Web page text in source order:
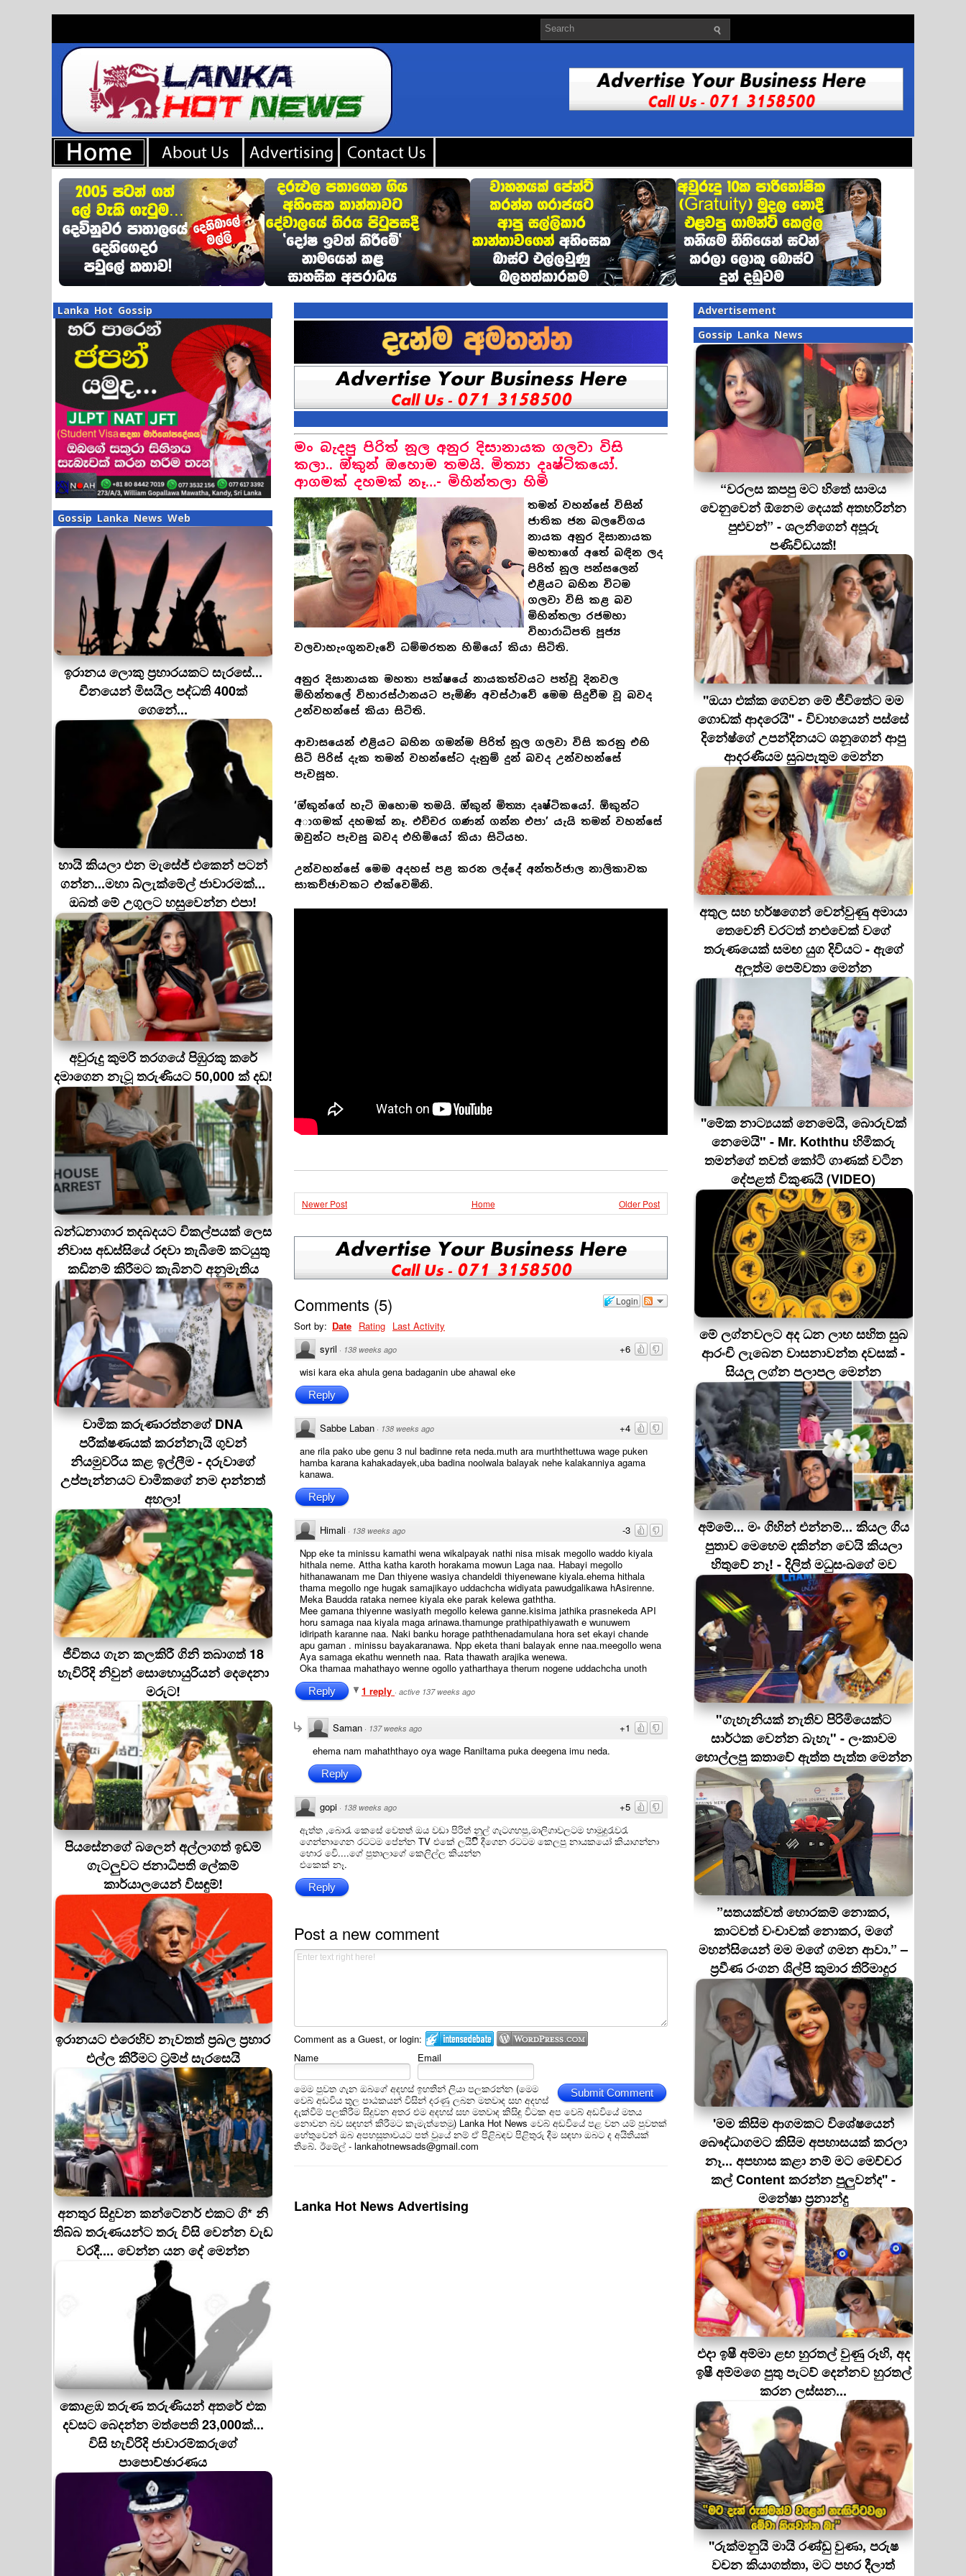
Lanka Hot Gossip
Gossip Lanka News Web
ඉරානය ලොකු ප‍්‍රහාරයකට සැරසේ...
චීනයෙන් මිසයිල පද්ධති 400ක්
ගෙනේ...
හායි කියලා එන මැසේජ් එකෙන් පටන්
ගන්න...මහා බ්ලැක්මේල් ජාවාරමක්...
ඔබත් මේ උගුලට හසුවෙන්න එපා!
අවුරුදු කුමරි තරගයේ පිඹුරකු කරේ
දමාගෙන නැටූ තරුණියට 50,000 ක් දඩ!
බන්ධනාගාර තදබදයට විකල්පයක් ලෙස
නිවාස අඩස්සියේ රඳවා තැබීමේ කටයුතු
කඩිනම් කිරීමට කැබිනට් අනුමැතිය
චාමික කරුණාරත්නගේ DNA
පරීක්ෂණයක් කරන්නැයි ගුවන්
නියමුවරිය කළ ඉල්ලීම - දරුවාගේ
උප්පැන්නයට චාමිකගේ නම දාන්නත්
අහලා!
ජීවිතය ගැන කලකිරී ගිනි තබාගත් 18
හැවිරිදි නිවුන් සොහොයුරියන් දෙදෙනා
මරුට!
පියසේනගේ බලෙන් අල්ලාගත් ඉඩම්
ගැටලුවට ජනාධිපති ලේකම්
කාර්යාලයෙන් විසඳුම්!
ඉරානයට එරෙහිව නැවතත් ප්‍රබල ප්‍රහාර
එල්ල කිරීමට ට්‍රම්ප් සැරසෙයි
අනතුර සිදුවන කන්ටේනර් එකට ගි* නි
තිබ්බ තරුණයන්ට තරු විසි වෙන්න වැඩ
වරදී.... වෙන්න යන දේ මෙන්න
කොළඹ තරුණ තරුණියන් අතරේ එක
දවසට බෙදන්න මත්පෙති 23,000ක්...
විසි හැවිරිදි ජාවාරම්කරුගේ
පාපොච්ඡාරණය
මං බැදපු පිරිත් නූල අනුර දිසානායක ගලවා විසි
කලා.. ඔ්කුන් ඔහොම තමයි. මිත්‍යා දෘෂ්ටිකයෝ.
ආගමක් දහමක් නෑ…- මිහින්තලා හිමි
තමන් වහන්සේ විසින්
ජාතික ජන බලවේගය
නායක අනුර දිසානායක
මහතාගේ අතේ බඳින ලද
පිරිත් නූල පන්සලෙන්
එළියට බහින විටම
ගලවා විසි කළ බව
මිහින්තලා රජමහා
විහාරාධිපති පූජ්‍ය
වලවාහැංගුනවැවේ ධම්මරතන හිමියෝ කියා සිටිති.
අනුර දිසානායක මහතා පක්ෂයේ නායකත්වයට පත්වූ දිනවල
මිහින්තලේ විහාරස්ථානයට පැමිණි අවස්ථාවේ මෙම සිදුවීම වූ බවද
උන්වහන්සේ කියා සිටිති.
ආවාසයෙන් එළියට බහින ගමන්ම පිරිත් නූල ගලවා විසි කරනු එහි
සිටි පිරිස් දැක තමන් වහන්සේට දැනුම් දුන් බවද උන්වහන්සේ
පැවසූහ.
‘ඔ්කුන්ගේ හැටි ඔහොම තමයි. ඔ්කුන් මිත්‍යා දෘෂ්ටිකයෝ. ඕකුන්ට
අාගමක් දහමක් නෑ. එච්චර ගණන් ගන්න එපා’ යැයි තමන් වහන්සේ
ඔවුන්ට පැවසු බවද එහිමියෝ කියා සිටියහ.
උන්වහන්සේ මෙම අදහස් පළ කරන ලද්දේ අන්තර්ජාල නාලිකාවක
සාකච්ඡාවකට එක්වෙමිනි.
Newer Post Older Post
Home
Login
Comments (5)
Sort by: Date Rating Last Activity
+6
syril · 138 weeks ago
wisi kara eka ahula gena badaganin ube ahawal eke
Reply
+4
Sabbe Laban · 138 weeks ago
ane rila pako ube genu 3 nul badinne reta neda.muth ara murththettuwa wage puken
hamba karana kahakadayek,uba badina noolwala balayak nehe kalakanniya agama
kanawa.
Reply
-3
Himali · 138 weeks ago
Npp eke ta minissu kamathi wena wikalpayak nathi nisa misak megollo waddo kiyala
hithala neme. Attha katha karoth horakama mowun Laga naa. Habayi megollo
hithanawanam me Dan thiyene wasiya chandeldi thiyenewane kiyala.ehema hithala
thama megollo nge hugak samajikayo uddachcha widiyata pawudgalikawa hAsirenne.
Meka Baudda rataka nemee kiyala eke parak kelewa gaththa.
Mee gamana thiyenne wasiyath megollo kelewa ganne.kisima jathika prasnekeda API
horu samaga naa kiyala maga arinawa.thamunge prathipathiyawath e wunuwem
idiripath karanne naa. Naki banku horage paththenadamulana hora set ekayi chande
apu gaman . minissu bayakaranawa. Npp eketa thani balayak enne naa.meegollo wena
Aya samaga ekathu wenneth naa. Rata thawath arajika wenewa.
Oka thamaa mahathayo wenne ogollo yatharthaya therum nogene uddachcha unoth
Reply 1 reply · active 137 weeks ago
+1
Saman · 137 weeks ago
ehema nam mahaththayo oya wage Raniltama puka deegena imu neda.
Reply
+5
gopi · 138 weeks ago
ඇත්ත ,බොරැ කෙසේ වෙතත් ඔය වඩා පිරිත් නූල් ගැටගහපු,මාලිගාවලටම හාමුදුරැවරැ
ගෙන්නාගෙන රටටම පේන්න TV එකේ ලයිවිිිි දීගෙන රටටම කෙලපු නායකයෝ කියාගන්නා
හොර වෙි....ගේ පුතාලාගේ කෙලිල්ල කියන්න
එකෙක් නෑ.
Reply
Post a new comment
Comment as a Guest, or login:
Name
Email
Submit Comment
මෙම පුවත ගැන ඔබගේ අදහස් ඉහතින් ලියා පලකරන්න (මෙම
වෙබ් අඩවිය තුල පාඨකයන් විසින් දරණු ලබන මතවාද සහ අදහස්
දැක්වීම් පලකිරීම සිදුවන අතර එම අදහස් සහ මතවාද කිසිඳු විටක අප වෙබ් අඩවියේ මතය
නොවන බව සඳහන් කිරීමට කැමැත්තෙමු) Lanka Hot News වෙබ් අඩවියේ පළ වන යම් පුවතක්
හේතුවෙන් ඔබ අපහසුතාවයට පත් වුයේ නම් ඒ පිළිබඳව පිළිතුරු දීම සඳහා ඔබට ද අයිතියක්
තිබේ. ඊමේල් - lankahotnewsads@gmail.com
Lanka Hot News Advertising
Advertisement
Gossip Lanka News
“වරලස කපපු මට හිතේ සාමය
වෙනුවෙන් ඕනෙම දෙයක් අතහරින්න
පුළුවන්” - ශලනිගෙන් අපූරු
පණිවිඩයක්!
''ඔයා එක්ක ගෙවන මේ ජීවිතේට මම
ගොඩක් ආදරෙයි'' - විවාහයෙන් පස්සේ
දිනේෂ්ගේ උපන්දිනයට ශනූගෙන් ආපු
ආදරණීයම සුබපැතුම මෙන්න
අතුල සහ හර්ෂගෙන් වෙන්වුණු අමායා
තෙවෙනි වරටත් නළුවෙක් වගේ
තරුණයෙක් සමඟ යුග දිවියට - ඇගේ
අලුත්ම පෙම්වතා මෙන්න
''මේක නාට්‍යයක් නෙමෙයි, බොරුවක්
නෙමෙයි" - Mr. Koththu හිමිකරු
තමන්ගේ තවත් කෝටි ගාණක් වටින
දේපළත් විකුණයි (VIDEO)
මේ ලග්නවලට අද ධන ලාභ සහිත සුබ
ආරංචි ලැබෙන වාසනාවන්ත දවසක් -
සියලු ලග්න පලාපල මෙන්න
අම්මේ... මං ගිහින් එන්නම්... කියල ගිය
පුතාව මෙහෙම දකින්න වෙයි කියලා
හිතුවේ නෑ! - දිලිත් මධුසංඛගේ මව
"ගැහැනියක් නැතිව පිරිමියෙක්ට
සාර්ථක වෙන්න බැහැ" - ලංකාවම
හොල්ලපු කතාවේ ඇත්ත පැත්ත මෙන්න
”සතයක්වත් හොරකම් නොකර,
කාටවත් වංචාවක් නොකර, මගේ
මහන්සියෙන් මම මගේ ගමන ආවා.” –
ප්‍රවීණ රංගන ශිල්පි කුමාර තිරිමාදුර
'මම කිසිම ආගමකට විශේෂයෙන්
බෞද්ධාගමට කිසිම අපහාසයක් කරලා
නෑ... අපහාස කළා නම් මට මෙච්චර
කල් Content කරන්න පුලුවන්ද'' -
මනේෂා ප්‍රනාන්දු
එදා ඉෂී අම්මා ළඟ හුරතල් වුණු රූහි, අද
ඉෂී අම්මගෙ පුතු පැටව් දෙන්නව හුරතල්
කරන ලස්සන...
''රුක්මනුයි මායි රණ්ඩු වුණා, පරුෂ
වචන කියාගත්තා, මට පහර දීලාත්